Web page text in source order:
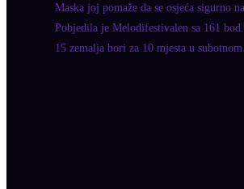
Maska joj pomaže da se osjeća sigurno
Pobjedila je Melodifestivalen sa 161 bod.
15 zemalja bori za 10 mjesta u